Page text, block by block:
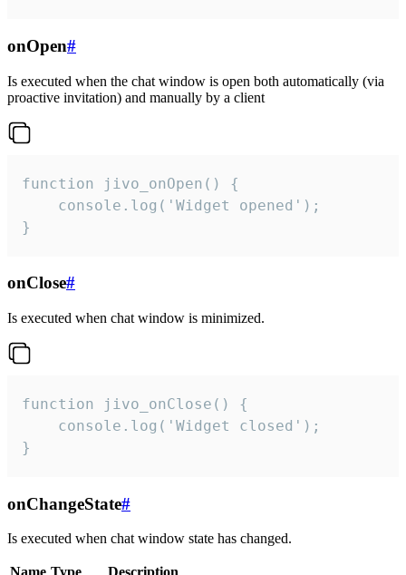
onOpen#
Is executed when the chat window is open both automatically (via
proactive invitation) and manually by a client
function jivo_onOpen() {
    console.log('Widget opened');
}
onClose#
Is executed when chat window is minimized.
function jivo_onClose() {
    console.log('Widget closed');
}
onChangeState#
Is executed when chat window state has changed.